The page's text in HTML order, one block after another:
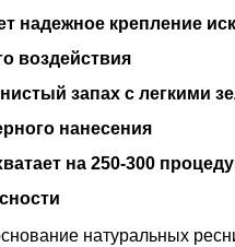
надежное крепление
воздействия
запах с
нанесения
на 250-300
натуральных